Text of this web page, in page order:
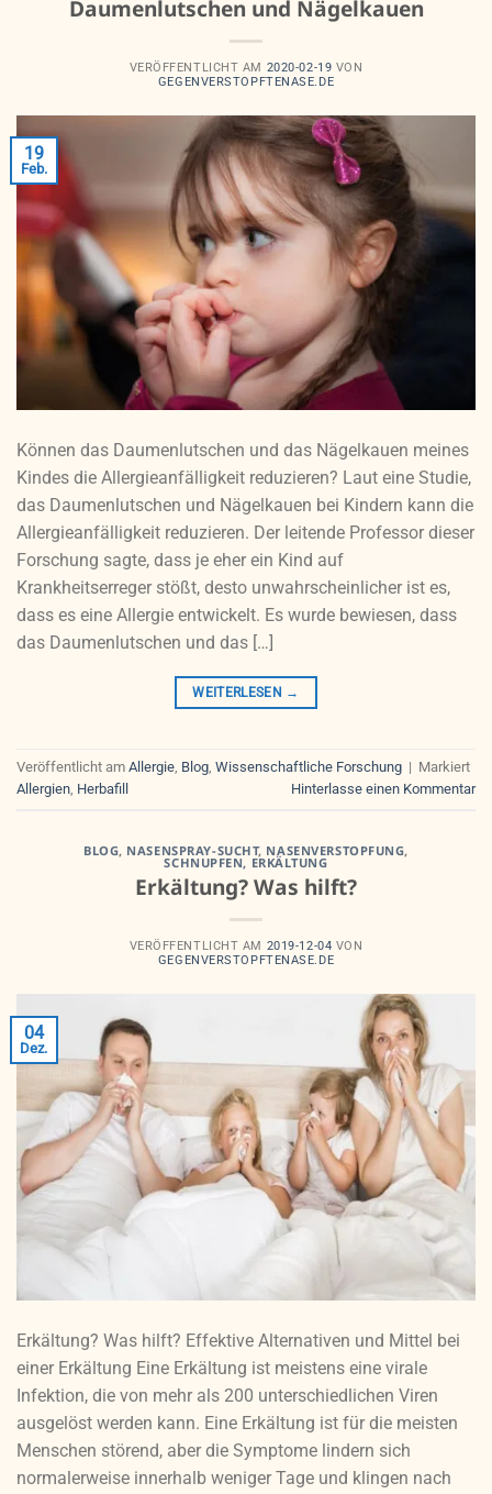
Daumenlutschen und Nägelkauen
VERÖFFENTLICHT AM 2020-02-19 VON
GEGENVERSTOPFTENASE.DE
19
Feb.
Können das Daumenlutschen und das Nägelkauen meines
Kindes die Allergieanfälligkeit reduzieren? Laut eine Studie,
das Daumenlutschen und Nägelkauen bei Kindern kann die
Allergieanfälligkeit reduzieren. Der leitende Professor dieser
Forschung sagte, dass je eher ein Kind auf
Krankheitserreger stößt, desto unwahrscheinlicher ist es,
dass es eine Allergie entwickelt. Es wurde bewiesen, dass
das Daumenlutschen und das […]
WEITERLESEN →
Veröffentlicht am Allergie, Blog, Wissenschaftliche Forschung | Markiert
Allergien, Herbafill Hinterlasse einen Kommentar
BLOG, NASENSPRAY-SUCHT, NASENVERSTOPFUNG,
SCHNUPFEN, ERKÄLTUNG
Erkältung? Was hilft?
VERÖFFENTLICHT AM 2019-12-04 VON
GEGENVERSTOPFTENASE.DE
04
Dez.
Erkältung? Was hilft? Effektive Alternativen und Mittel bei
einer Erkältung Eine Erkältung ist meistens eine virale
Infektion, die von mehr als 200 unterschiedlichen Viren
ausgelöst werden kann. Eine Erkältung ist für die meisten
Menschen störend, aber die Symptome lindern sich
normalerweise innerhalb weniger Tage und klingen nach